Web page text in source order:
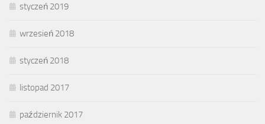
styczeń 2019
wrzesień 2018
styczeń 2018
listopad 2017
październik 2017